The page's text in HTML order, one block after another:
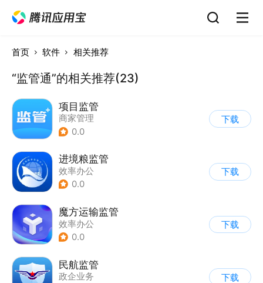
首页 软件 相关推荐
“监管通”的相关推荐(23)
项目监管
商家管理
0.0
下载
进境粮监管
效率办公
0.0
下载
魔方运输监管
效率办公
0.0
下载
民航监管
政企业务
下载